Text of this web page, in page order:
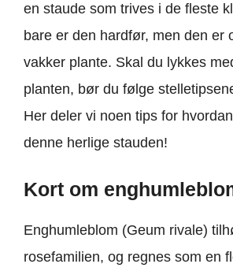
en staude som trives i de fleste
bare er den hardfør, men den er
vakker plante. Skal du lykkes
planten, bør du følge
Her deler vi noen tips for
denne herlige stauden!
Kort om
Enghumleblom (Geum rivale)
rosefamilien, og regnes som en